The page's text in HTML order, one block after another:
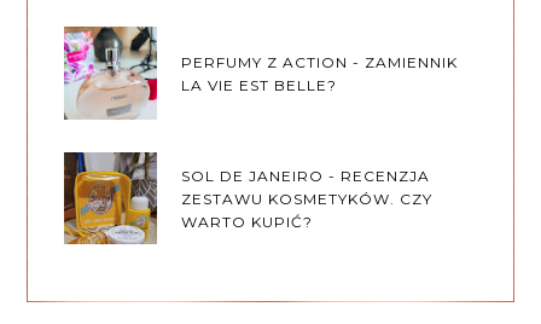
PERFUMY Z ACTION - ZAMIENNIK
LA VIE EST BELLE?
SOL DE JANEIRO - RECENZJA
ZESTAWU KOSMETYKÓW. CZY
WARTO KUPIĆ?